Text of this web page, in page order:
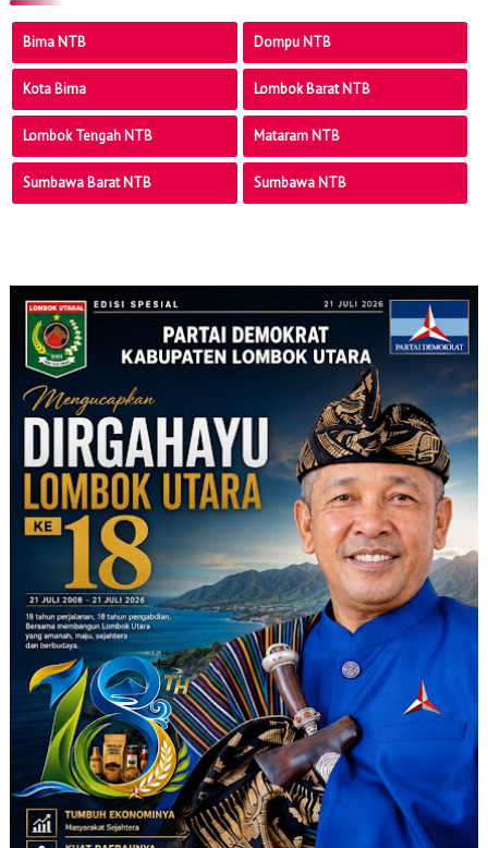
Bima NTB Dompu NTB
Kota Bima Lombok Barat NTB
Lombok Tengah NTB Mataram NTB
Sumbawa Barat NTB Sumbawa NTB